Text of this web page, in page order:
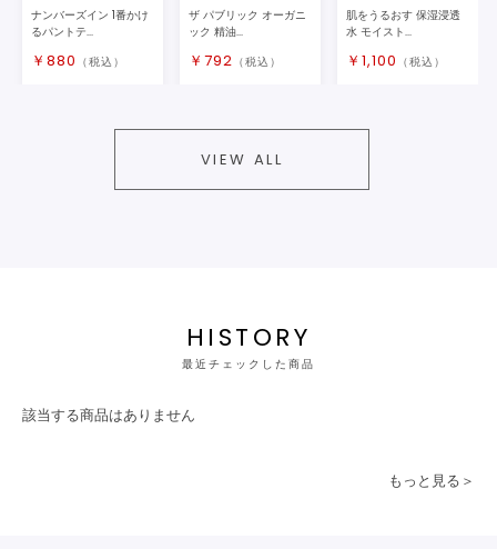
ナンバーズイン 1番かけ
るパントテ...
￥ 880 （税込）
ザ パブリック オーガニ
ック 精油...
￥ 792 （税込）
肌をうるおす 保湿浸透
水 モイスト...
￥ 1,100 （税込）
VIEW ALL
HISTORY
最近チェックした商品
該当する商品はありません
もっと見る＞